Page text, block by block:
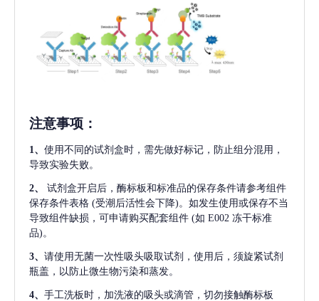
注意事项 ：
1、 使用不同的试剂盒时，需先做好标记，防止组分混用，
导致实验失败。
2、
试剂盒开启后，酶标板和标准品的保存条件请参考组件
保存条件表格 (受潮后活性会下降)。如发生使用或保存不当
导致组件缺损，可申请购买配套组件 (如 E002 冻干标准
品)。
3、 请使用无菌一次性吸头吸取试剂，使用后，须旋紧试剂
瓶盖，以防止微生物污染和蒸发。
4、 手工洗板时，加洗液的吸头或滴管，切勿接触酶标板